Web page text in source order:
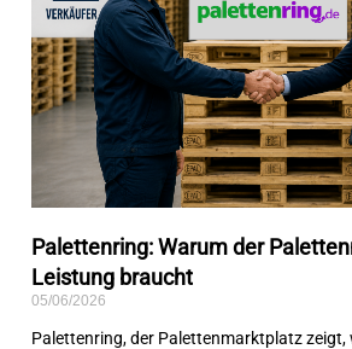
Palettenring: Warum der
Leistung braucht
05/06/2026
Palettenring, der Palettenmarktplatz zeigt,